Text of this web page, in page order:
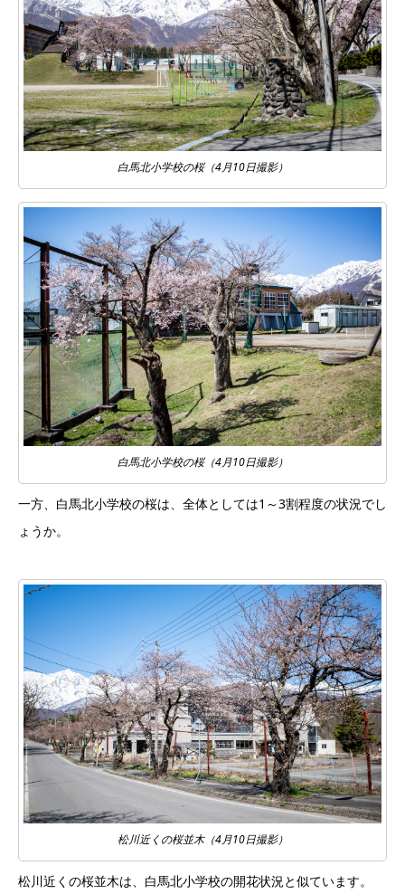
白馬北小学校の桜（4月10日撮影）
白馬北小学校の桜（4月10日撮影）
一方、白馬北小学校の桜は、全体としては1～3割程度の状況でし
ょうか。
松川近くの桜並木（4月10日撮影）
松川近くの桜並木は、白馬北小学校の開花状況と似ています。